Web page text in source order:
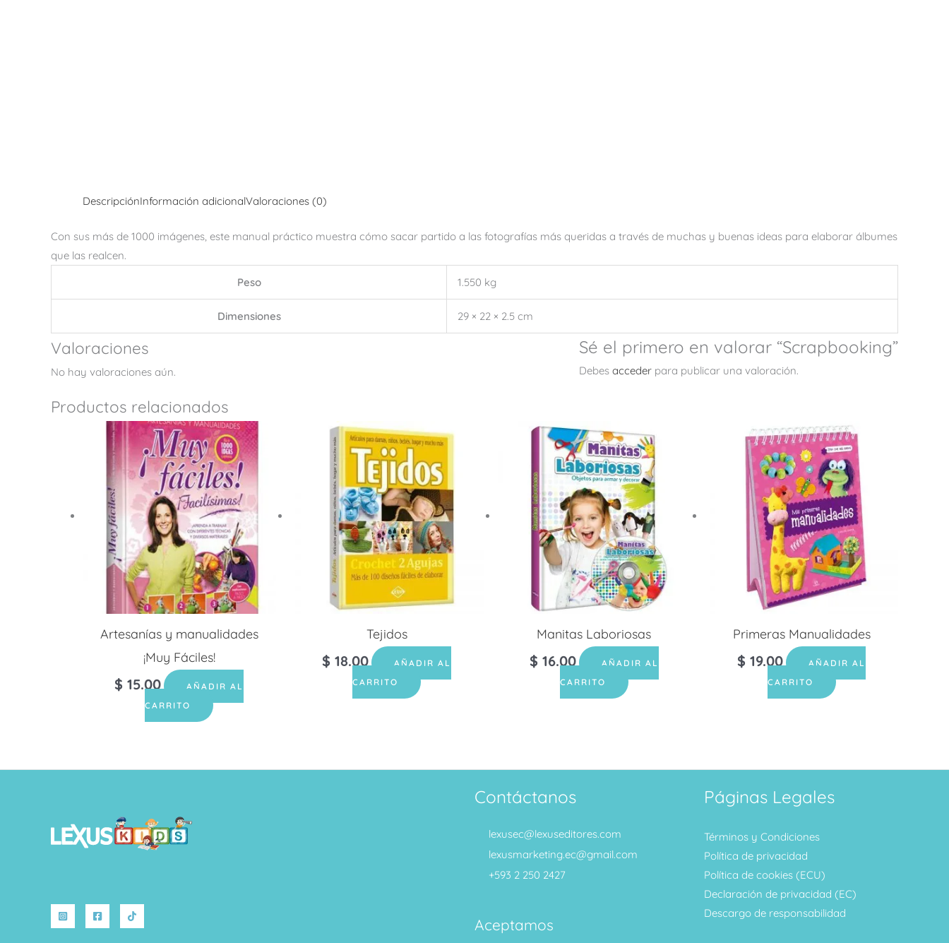
DescripciónInformación adicionalValoraciones (0)
Con sus más de 1000 imágenes, este manual práctico muestra cómo sacar partido a las fotografías más queridas a través de muchas y buenas ideas para elaborar álbumes
que las realcen.
Peso
1.550 kg
Dimensiones 29 × 22 × 2.5 cm
Valoraciones
No hay valoraciones aún.
Sé el primero en valorar “Scrapbooking”
Debes acceder para publicar una valoración.
Productos relacionados
Artesanías y manualidades
¡Muy Fáciles!
$ 15.00
AÑADIR AL
CARRITO
Tejidos
$ 18.00
AÑADIR AL
CARRITO
Manitas Laboriosas
$ 16.00
AÑADIR AL
CARRITO
Primeras Manualidades
$ 19.00
AÑADIR AL
CARRITO
Contáctanos
lexusec@lexuseditores.com
lexusmarketing.ec@gmail.com
+593 2 250 2427
Aceptamos
Páginas Legales
Términos y Condiciones
Política de privacidad
Política de cookies (ECU)
Declaración de privacidad (EC)
Descargo de responsabilidad